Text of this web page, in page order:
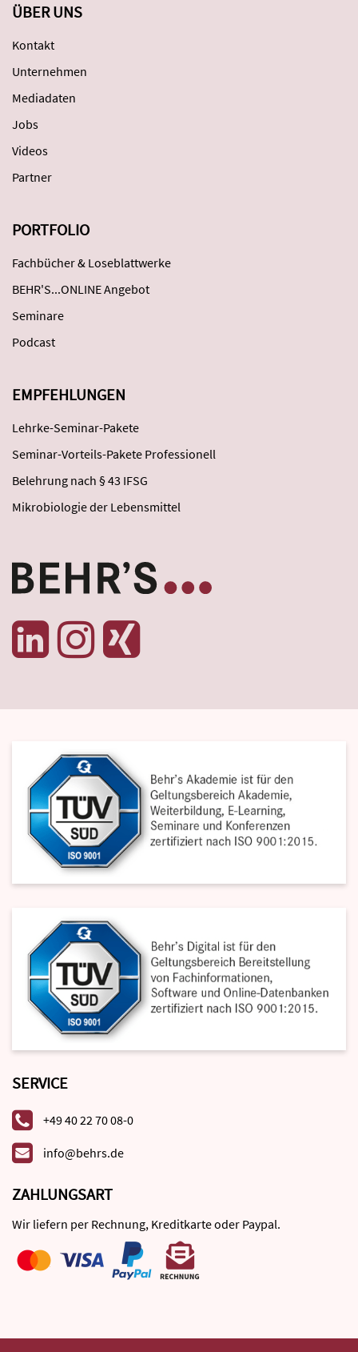
ÜBER UNS
Kontakt
Unternehmen
Mediadaten
Jobs
Videos
Partner
PORTFOLIO
Fachbücher & Loseblattwerke
BEHR'S...ONLINE Angebot
Seminare
Podcast
EMPFEHLUNGEN
Lehrke-Seminar-Pakete
Seminar-Vorteils-Pakete Professionell
Belehrung nach § 43 IFSG
Mikrobiologie der Lebensmittel
SERVICE
+49 40 22 70 08-0
info@behrs.de
ZAHLUNGSART
Wir liefern per Rechnung, Kreditkarte oder Paypal.